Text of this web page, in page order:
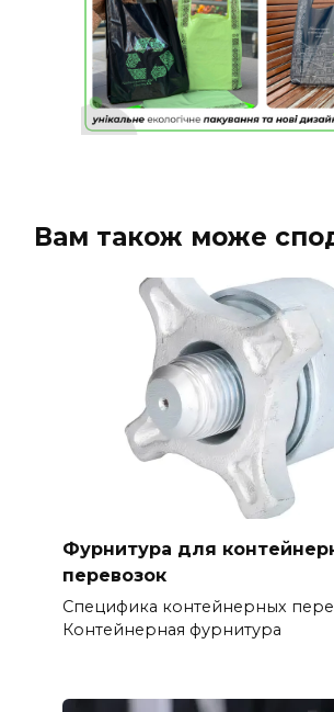
Вам також може
Фурнитура для
перевозок
Специфика контейнерных
Контейнерная фурнитура